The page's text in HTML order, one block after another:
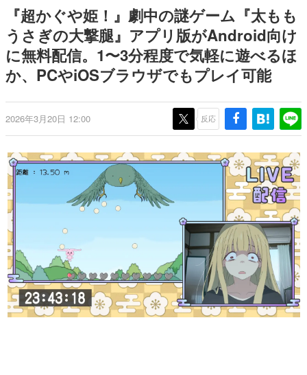
きます。
赫本
この物語を解いてはいけない。『赫本』は、〈試験問題〉
の形をした短編ホラー小説集です。
これからのデジタルゲーム市場を担う若きクリエイター達
の姿を追い、彼らのルーツと情熱を探っていきます。
ゲームに多大な影響を受けた作家さんに取材し、ゲームが
日本のコンテンツ産業やカルチャーに与えた影響を探る企
画です。
日本モバイルゲーム産業史
日本のモバイルゲーム史における主要なトピック・タイト
ルを網羅するほか、開発者へのインタビューや識者による
解説を掲載。約20年の歴史が一望できる決定版！
若ゲのいたり〜ゲームクリエイターの青春〜
『うつヌケ』『ペンと箸』等で知られるマンガ家・田中圭
一先生によるゲーム業界レポートマンガです。
なんでゲームは面白い？
『超かぐや姫！』劇中の謎ゲーム『太もも
うさぎの大撃腿』アプリ版がAndroid向け
に無料配信。1〜3分程度で気軽に遊べるほ
か、PCやiOSブラウザでもプレイ可能
2026年3月20日 12:00 反応